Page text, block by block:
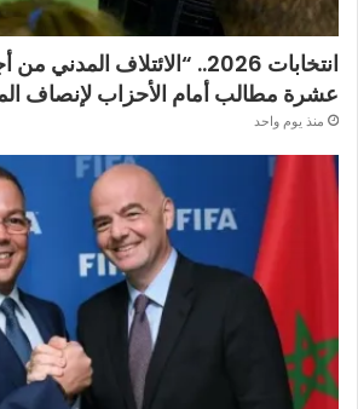
انتخابات 2026.. “الائتلاف
عشرة مطالب أمام الأحزاب لإنصاف
منذ يوم واحد